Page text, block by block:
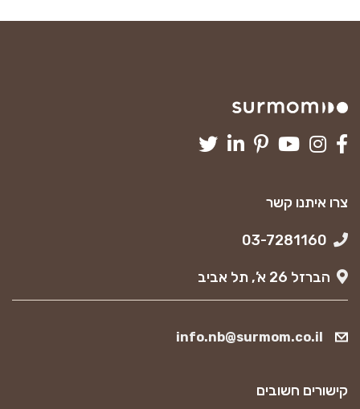
צרו איתנו קשר
הברזל 26 א’, תל אביב
info.nb@surmom.co.il
קישורים חשובים